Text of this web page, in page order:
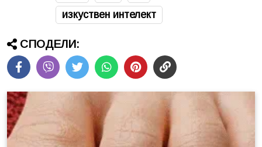
изкуствен интелект
СПОДЕЛИ: